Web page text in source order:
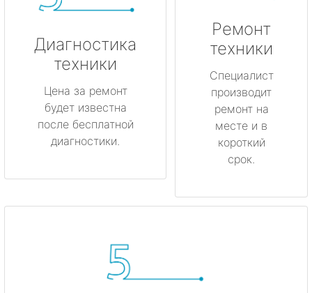
Диагностика
техники
Цена за ремонт
будет известна
после бесплатной
диагностики.
Ремонт
техники
Специалист
производит
ремонт на
месте и в
короткий
срок.